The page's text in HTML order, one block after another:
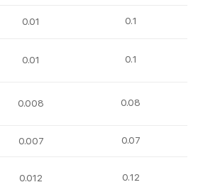
0.01 0.1
0.01 0.1
0.008 0.08
0.007 0.07
0.012 0.12